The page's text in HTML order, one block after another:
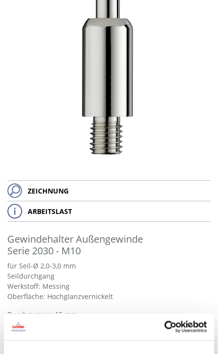
ZEICHNUNG
ARBEITSLAST
Gewindehalter Außengewinde
Serie 2030 - M10
für Seil-Ø 2,0-3,0 mm
Seildurchgang
Werkstoff: Messing
Oberfläche: Hochglanzvernickelt
Durchmesser: 15 mm
Länge: 40 mm
Gewindelänge: 11 mm